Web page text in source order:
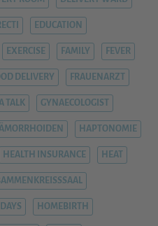
EDUCATION
EXERCISE FAMILY FEVER
DELIVERY FRAUENARZT
TALK GYNAECOLOGIST
HAPTONOMIE
HEALTH INSURANCE HEAT
HOMEBIRTH